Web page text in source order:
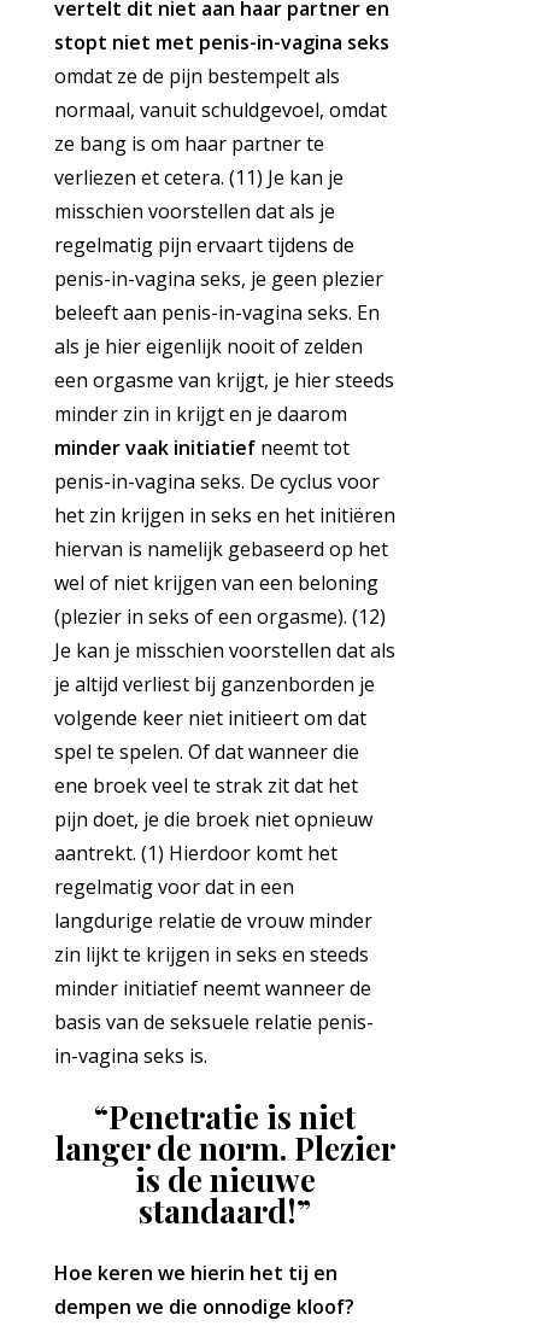
vertelt dit niet aan haar partner en
stopt niet met penis-in-vagina seks
omdat ze de pijn bestempelt als
normaal, vanuit schuldgevoel, omdat
ze bang is om haar partner te
verliezen et cetera. (11) Je kan je
misschien voorstellen dat als je
regelmatig pijn ervaart tijdens de
penis-in-vagina seks, je geen plezier
beleeft aan penis-in-vagina seks. En
als je hier eigenlijk nooit of zelden
een orgasme van krijgt, je hier steeds
minder zin in krijgt en je daarom
minder vaak initiatiefneemt tot
penis-in-vagina seks. De cyclus voor
het zin krijgen in seks en het initiëren
hiervan is namelijk gebaseerd op het
wel of niet krijgen van een beloning
(plezier in seks of een orgasme). (12)
Je kan je misschien voorstellen dat als
je altijd verliest bij ganzenborden je
volgende keer niet initieert om dat
spel te spelen. Of dat wanneer die
ene broek veel te strak zit dat het
pijn doet, je die broek niet opnieuw
aantrekt. (1) Hierdoor komt het
regelmatig voor dat in een
langdurige relatie de vrouw minder
zin lijkt te krijgen in seks en steeds
minder initiatief neemt wanneer de
basis van de seksuele relatie penis-
in-vagina seks is.
“Penetratie is niet
langer de norm. Plezier
is de nieuwe
standaard!”
Hoe keren we hierin het tij en
dempen we die onnodige kloof?